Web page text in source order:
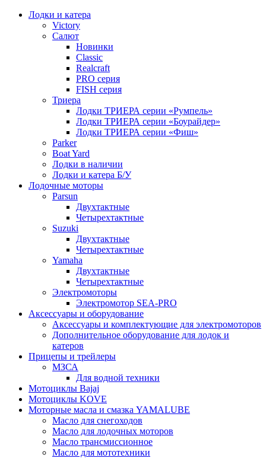
Лодки и катера
Victory
Салют
Новинки
Classic
Realcraft
PRO серия
FISH серия
Триера
Лодки ТРИЕРА серии «Румпель»
Лодки ТРИЕРА серии «Боурайдер»
Лодки ТРИЕРА серии «Фиш»
Parker
Boat Yard
Лодки в наличии
Лодки и катера Б/У
Лодочные моторы
Parsun
Двухтактные
Четырехтактные
Suzuki
Двухтактные
Четырехтактные
Yamaha
Двухтактные
Четырехтактные
Электромоторы
Электромотор SEA-PRO
Аксессуары и оборудование
Аксессуары и комплектующие для электромоторов
Дополнительное оборудование для лодок и
катеров
Прицепы и трейлеры
МЗСА
Для водной техники
Мотоциклы Bajaj
Мотоциклы KOVE
Моторные масла и смазка YAMALUBE
Масло для снегоходов
Масло для лодочных моторов
Масло трансмиссионное
Масло для мототехники